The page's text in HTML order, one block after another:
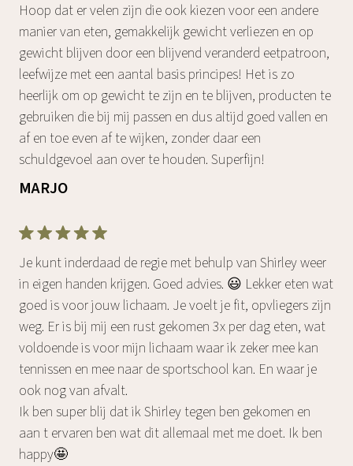
Hoop dat er velen zijn die ook kiezen voor een andere
manier van eten, gemakkelijk gewicht verliezen en op
gewicht blijven door een blijvend veranderd eetpatroon,
leefwijze met een aantal basis principes! Het is zo
heerlijk om op gewicht te zijn en te blijven, producten te
gebruiken die bij mij passen en dus altijd goed vallen en
af en toe even af te wijken, zonder daar een
schuldgevoel aan over te houden. Superfijn!
MARJO
Je kunt inderdaad de regie met behulp van Shirley weer
in eigen handen krijgen. Goed advies. 😃 Lekker eten wat
goed is voor jouw lichaam. Je voelt je fit, opvliegers zijn
weg. Er is bij mij een rust gekomen 3x per dag eten, wat
voldoende is voor mijn lichaam waar ik zeker mee kan
tennissen en mee naar de sportschool kan. En waar je
ook nog van afvalt.
Ik ben super blij dat ik Shirley tegen ben gekomen en
aan t ervaren ben wat dit allemaal met me doet. Ik ben
happy🤩